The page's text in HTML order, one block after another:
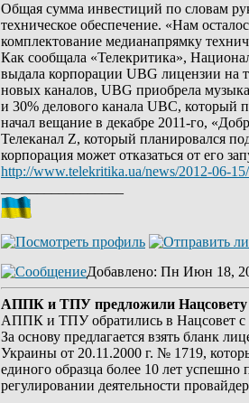
Общая сумма инвестиций по словам
техническое обеспечение. «Нам
комплектование медианапрямку
Как сообщала «Телекритика»,
выдала корпорации UBG лицензии на
новых каналов, UBG приобрела
и 30% делового канала UBC, который
начал вещание в декабре 2011-го,
Телеканал Z, который планировался
корпорация может отказаться от его
http://www.telekritika.ua/news/2012-06-
Добавлено: Пн Июн 18,
АППК и ТПУ предложили Нацсовету
АППК и ТПУ обратились в Нацсовет с
За основу предлагается взять бланк
Украины от 20.11.2000 г. № 1719,
единого образца более 10 лет
регулировании деятельности